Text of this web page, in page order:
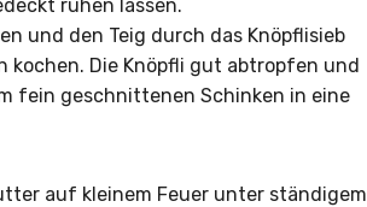
ruhen lassen.
und den Teig durch das Knöpflisieb
kochen. Die Knöpfli gut abtropfen und
fein geschnittenen Schinken in eine
auf kleinem Feuer unter ständigem